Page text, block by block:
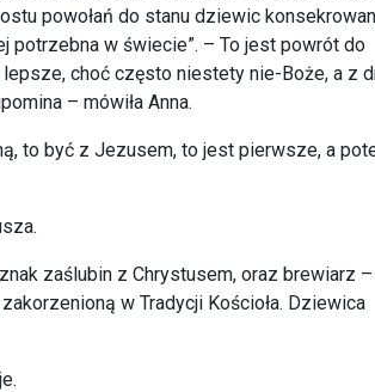
powołań do stanu dziewic
potrzebna w świecie”. – To jest powrót do
choć często niestety nie-Boże, a z
– mówiła Anna.
to być z Jezusem, to jest pierwsze, a
zaślubin z Chrystusem, oraz brewiarz –
w Tradycji Kościoła. Dziewica